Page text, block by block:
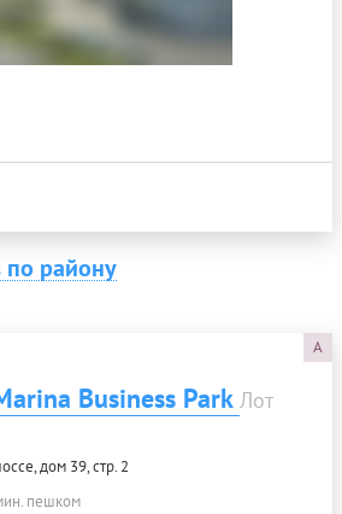
району
A
Business Park Лот
дом 39, стр. 2
пешком